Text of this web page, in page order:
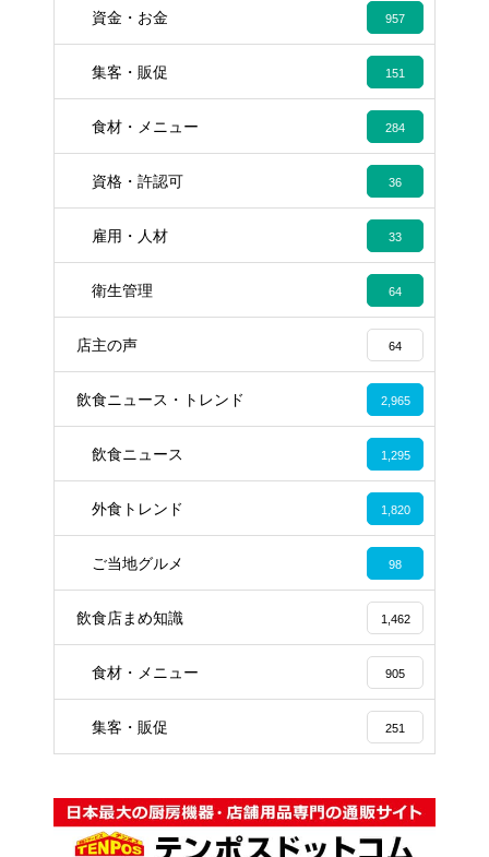
資金・お金 957
集客・販促 151
食材・メニュー 284
資格・許認可 36
雇用・人材 33
衛生管理 64
店主の声 64
飲食ニュース・トレンド 2,965
飲食ニュース 1,295
外食トレンド 1,820
ご当地グルメ 98
飲食店まめ知識 1,462
食材・メニュー 905
集客・販促 251